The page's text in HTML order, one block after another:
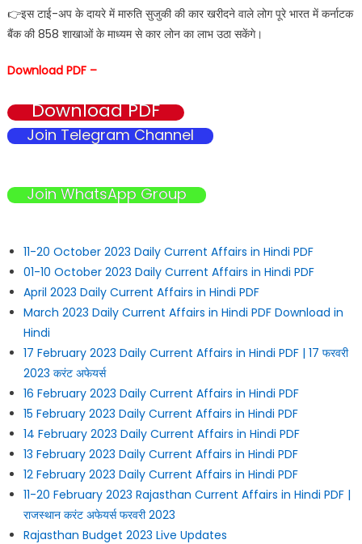
👉इस टाई-अप के दायरे में मारुति सुजुकी की कार खरीदने वाले लोग पूरे भारत में कर्नाटक
बैंक की 858 शाखाओं के माध्यम से कार लोन का लाभ उठा सकेंगे।
Download PDF –
Download PDF
Join Telegram Channel
Join WhatsApp Group
11-20 October 2023 Daily Current Affairs in Hindi PDF
01-10 October 2023 Daily Current Affairs in Hindi PDF
April 2023 Daily Current Affairs in Hindi PDF
March 2023 Daily Current Affairs in Hindi PDF Download in
Hindi
17 February 2023 Daily Current Affairs in Hindi PDF | 17 फरवरी
2023 करंट अफेयर्स
16 February 2023 Daily Current Affairs in Hindi PDF
15 February 2023 Daily Current Affairs in Hindi PDF
14 February 2023 Daily Current Affairs in Hindi PDF
13 February 2023 Daily Current Affairs in Hindi PDF
12 February 2023 Daily Current Affairs in Hindi PDF
11-20 February 2023 Rajasthan Current Affairs in Hindi PDF |
राजस्थान करंट अफेयर्स फरवरी 2023
Rajasthan Budget 2023 Live Updates